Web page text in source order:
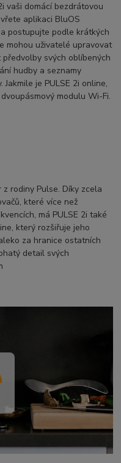
vaši domácí bezdrátovou
aplikaci BluOS
postupujte podle krátkých
mohou uživatelé upravovat
svých oblíbených
hudby a seznamy
je PULSE 2i online,
modulu Wi-Fi.
rodiny Pulse. Díky zcela
které více než
má PULSE 2i také
který rozšiřuje jeho
za hranice ostatních
detail svých